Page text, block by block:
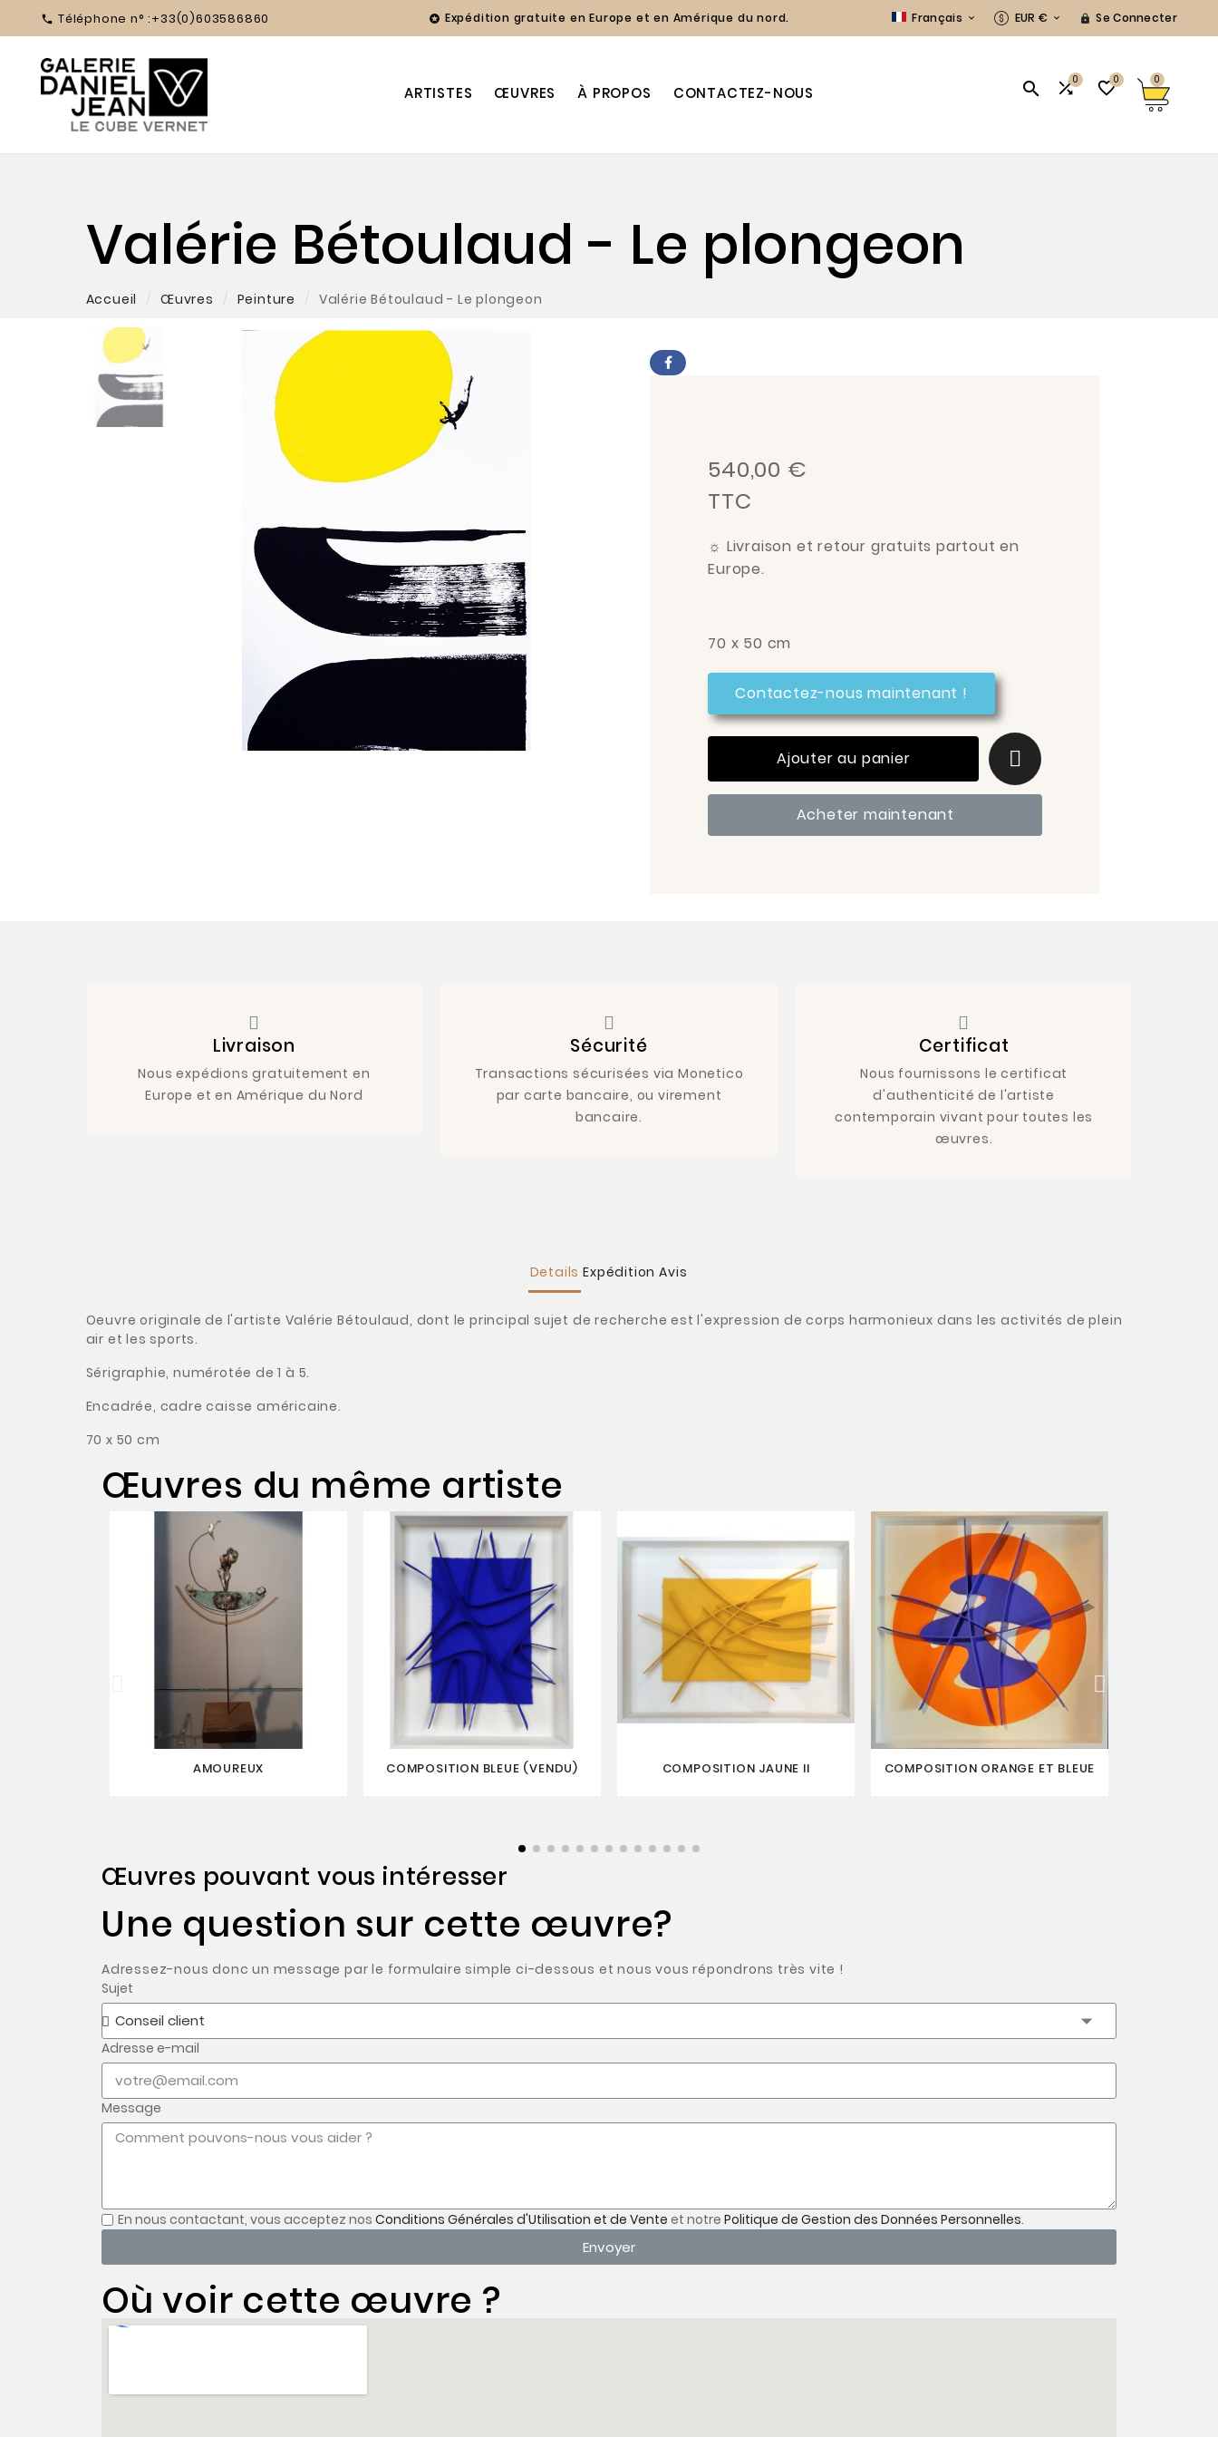
 Téléphone n° :+33(0)603586860  Expédition gratuite en Europe et en Amérique du nord. Français  EUR €   Se Connecter
ARTISTES ŒUVRES À PROPOS CONTACTEZ-NOUS  0 0 0
Valérie Bétoulaud - Le plongeon
Accueil Œuvres Peinture Valérie Bétoulaud - Le plongeon
540,00 €
TTC
☼ Livraison et retour gratuits partout en
Europe.
70 x 50 cm
Contactez-nous maintenant !
Ajouter au panier
Acheter maintenant
Livraison
Nous expédions gratuitement en
Europe et en Amérique du Nord
Sécurité
Transactions sécurisées via Monetico
par carte bancaire, ou virement
bancaire.
Certificat
Nous fournissons le certificat
d'authenticité de l'artiste
contemporain vivant pour toutes les
œuvres.
Details Expédition Avis
Oeuvre originale de l'artiste Valérie Bétoulaud, dont le principal sujet de recherche est l'expression de corps harmonieux dans les activités de plein
air et les sports.
Sérigraphie, numérotée de 1 à 5.
Encadrée, cadre caisse américaine.
70 x 50 cm
Œuvres du même artiste
AMOUREUX COMPOSITION BLEUE (VENDU) COMPOSITION JAUNE II COMPOSITION ORANGE ET BLEUE
Œuvres pouvant vous intéresser
Une question sur cette œuvre?
Adressez-nous donc un message par le formulaire simple ci-dessous et nous vous répondrons très vite !
Sujet
Adresse e-mail
Message
En nous contactant, vous acceptez nos Conditions Générales d'Utilisation et de Vente et notre Politique de Gestion des Données Personnelles.
Envoyer
Où voir cette œuvre ?